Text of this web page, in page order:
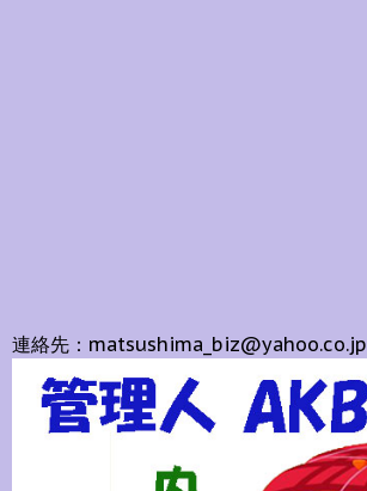
連絡先：matsushima_biz@yahoo.co.jp